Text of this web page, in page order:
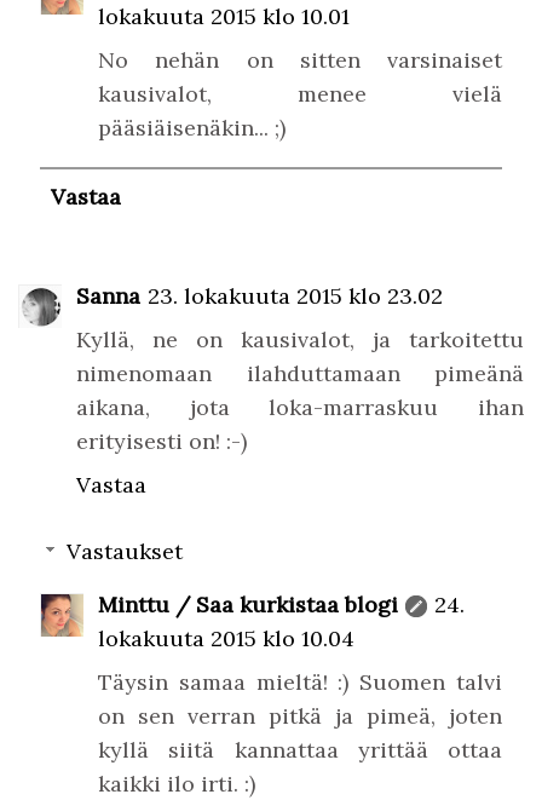
lokakuuta 2015 klo 10.01
No nehän on sitten varsinaiset
kausivalot, menee vielä
pääsiäisenäkin... ;)
Vastaa
Sanna 23. lokakuuta 2015 klo 23.02
Kyllä, ne on kausivalot, ja tarkoitettu
nimenomaan ilahduttamaan pimeänä
aikana, jota loka-marraskuu ihan
erityisesti on! :-)
Vastaa
Vastaukset
Minttu / Saa kurkistaa blogi
24.
lokakuuta 2015 klo 10.04
Täysin samaa mieltä! :) Suomen talvi
on sen verran pitkä ja pimeä, joten
kyllä siitä kannattaa yrittää ottaa
kaikki ilo irti. :)